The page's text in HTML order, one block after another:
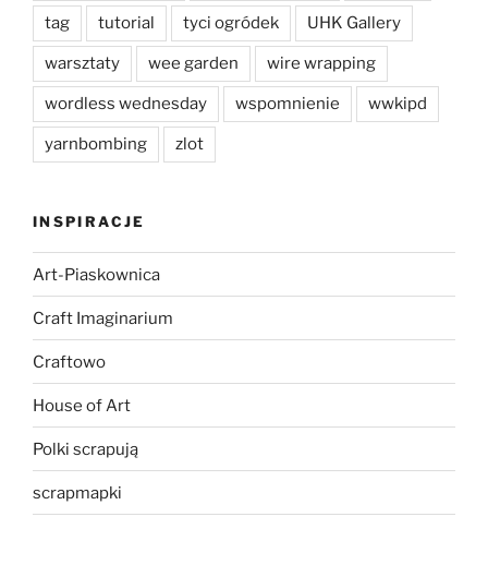
tag tutorial tyci ogródek UHK Gallery
warsztaty wee garden wire wrapping
wordless wednesday wspomnienie wwkipd
yarnbombing zlot
INSPIRACJE
Art-Piaskownica
Craft Imaginarium
Craftowo
House of Art
Polki scrapują
scrapmapki